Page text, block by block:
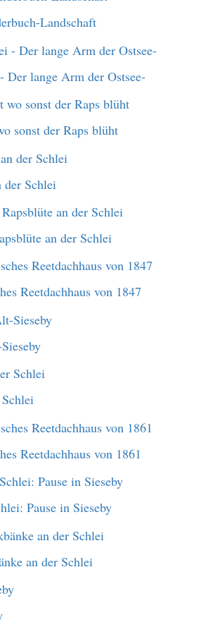
Landschaft
Der lange Arm der Ostsee-
sonst der Raps blüht
der Schlei
an der Schlei
Reetdachhaus von 1847
Reetdachhaus von 1861
Pause in Sieseby
an der Schlei